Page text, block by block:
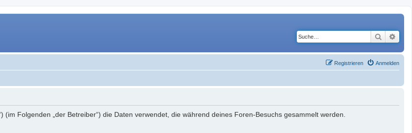
Suche
Anmelden
Registrieren
(im Folgenden „der Betreiber“) die Daten verwendet, die während deines Foren-Besuchs gesammelt werden.